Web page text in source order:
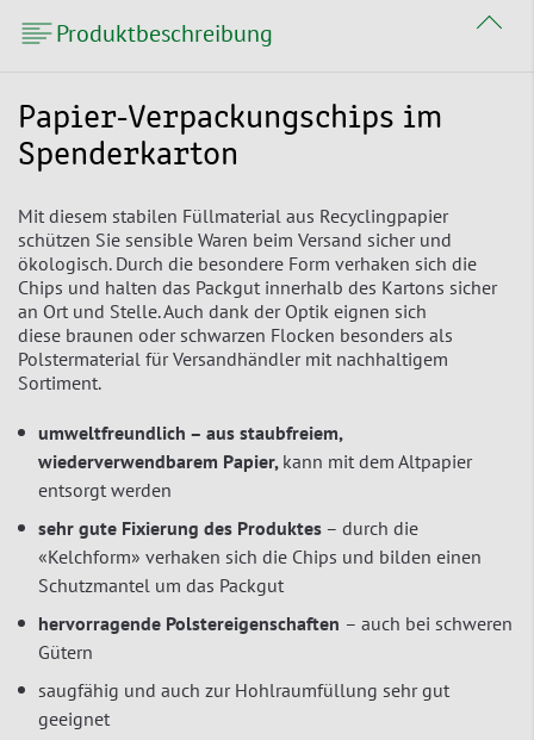
Produktbeschreibung
Papier-Verpackungschips im
Spenderkarton
Mit diesem stabilen Füllmaterial aus Recyclingpapier
schützen Sie sensible Waren beim Versand sicher und
ökologisch. Durch die besondere Form verhaken sich die
Chips und halten das Packgut innerhalb des Kartons sicher
an Ort und Stelle. Auch dank der Optik eignen sich
diese braunen oder schwarzen Flocken besonders als
Polstermaterial für Versandhändler mit nachhaltigem
Sortiment.
umweltfreundlich – aus staubfreiem,
wiederverwendbarem Papier, kann mit dem Altpapier
entsorgt werden
sehr gute Fixierung des Produktes – durch die
«Kelchform» verhaken sich die Chips und bilden einen
Schutzmantel um das Packgut
hervorragende Polstereigenschaften – auch bei schweren
Gütern
saugfähig und auch zur Hohlraumfüllung sehr gut
geeignet